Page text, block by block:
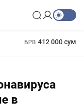
БРВ 412 000 сум
в